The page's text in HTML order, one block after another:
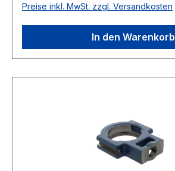
dunkelblau
Preise inkl. MwSt. zzgl. Versandkosten
In den Warenkorb